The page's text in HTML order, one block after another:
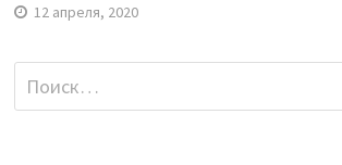
12 апреля, 2020
Найти: